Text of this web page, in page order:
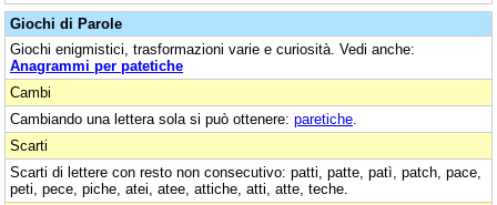
Giochi di Parole
Giochi enigmistici, trasformazioni varie e curiosità. Vedi anche:
Anagrammi per patetiche
Cambi
Cambiando una lettera sola si può ottenere: paretiche
Scarti
Scarti di lettere con resto non consecutivo: patti, patte, patì, patch, pace,
peti, pece, piche, atei, atee, attiche, atti, atte, teche.